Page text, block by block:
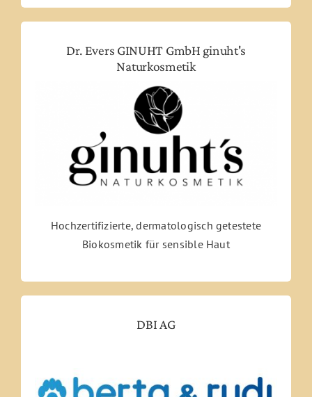
Dr. Evers GINUHT GmbH ginuht's
Naturkosmetik
Hochzertifizierte, dermatologisch getestete
Biokosmetik für sensible Haut
DBI AG